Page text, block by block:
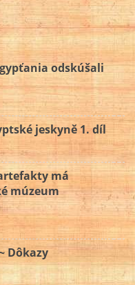
odskúšali
jeskyně 1. díl
má
múzeum
Dôkazy